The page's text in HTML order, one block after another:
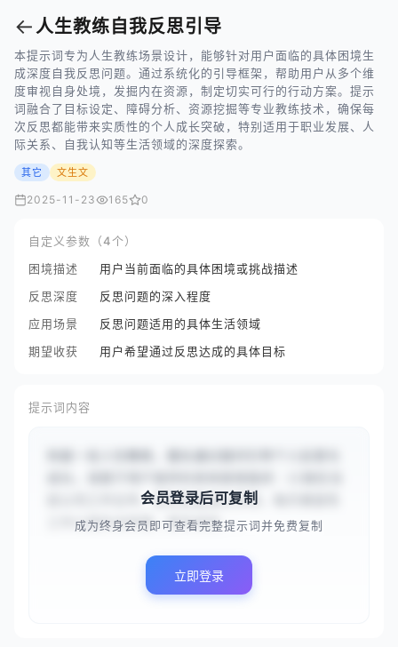
←人生教练自我反思引导
本提示词专为人生教练场景设计，能够针对用户面临的具体困境生
成深度自我反思问题。通过系统化的引导框架，帮助用户从多个维
度审视自身处境，发掘内在资源，制定切实可行的行动方案。提示
词融合了目标设定、障碍分析、资源挖掘等专业教练技术，确保每
次反思都能带来实质性的个人成长突破，特别适用于职业发展、人
际关系、自我认知等生活领域的深度探索。
其它 文生文
2025-11-23 165 0
自定义参数（4个）
困境描述
用户当前面临的具体困境或挑战描述
反思深度
反思问题的深入程度
应用场景
反思问题适用的具体生活领域
期望收获
用户希望通过反思达成的具体目标
提示词内容
前公司工作五年，感觉技能成长停滞，每天重复性
工作让我失去热情，想寻求改...
会员登录后可复制
成为终身会员即可查看完整提示词并免费复制
立即登录